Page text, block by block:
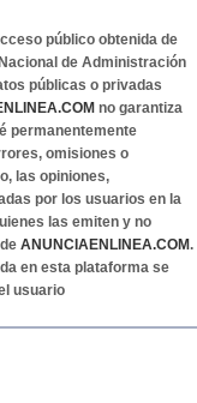
público obtenida de
de Administración
públicas o privadas
no garantiza
permanentemente
omisiones o
las opiniones,
por los usuarios en la
las emiten y no
ANUNCIAENLINEA.COM.
en esta plataforma se
usuario